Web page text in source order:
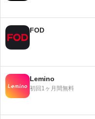
さは、七峰
目『カガミ
FOD
Lemino
初回1ヶ月間無料